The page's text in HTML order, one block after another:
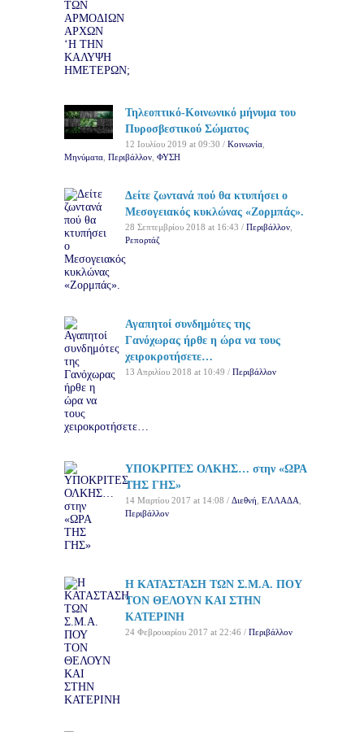
Τηλεοπτικό-Κοινωνικό μήνυμα του
Πυροσβεστικού Σώματος
12 Ιουλίου 2019 at 09:30 / Κοινωνία
Μηνύματα Περιβάλλον ΦΥΣΗ
Δείτε ζωντανά πού θα κτυπήσει ο
Μεσογειακός κυκλώνας «Ζορμπάς».
28 Σεπτεμβρίου 2018 at 16:43 / Περιβάλλον
Ρεπορτάζ
Αγαπητοί συνδημότες της
Γανόχωρας ήρθε η ώρα να τους
χειροκροτήσετε…
13 Απριλίου 2018 at 10:49 / Περιβάλλον
ΥΠΟΚΡΙΤΕΣ ΟΛΚΗΣ… στην «ΩΡΑ
ΤΗΣ ΓΗΣ»
14 Μαρτίου 2017 at 14:08 / Διεθνή ΕΛΛΑΔΑ
Περιβάλλον
Η ΚΑΤΑΣΤΑΣΗ ΤΩΝ Σ.Μ.Α. ΠΟΥ
ΤΟΝ ΘΕΛΟΥΝ ΚΑΙ ΣΤΗΝ
ΚΑΤΕΡΙΝΗ
24 Φεβρουαρίου 2017 at 22:46 / Περιβάλλον